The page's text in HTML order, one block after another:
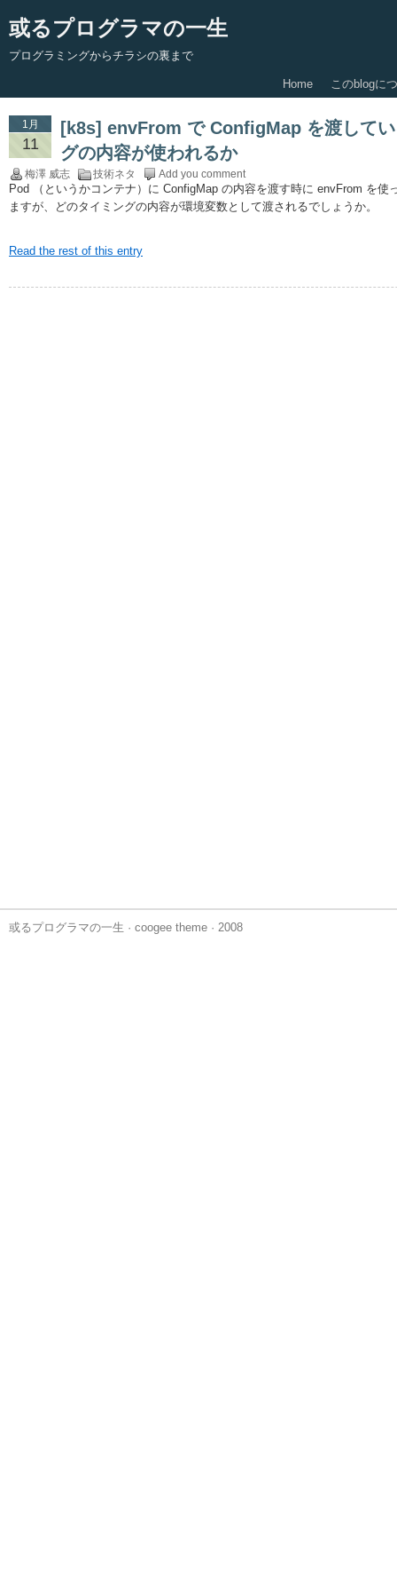
或るプログラマの一生
プログラミングからチラシの裏まで
Home このblogに
1月
11
[k8s] envFrom で ConfigMap を渡して
グの内容が使われるか
梅澤 威志 技術ネタ Add you comment
Pod （というかコンテナ）に ConfigMap の内容を渡す時に envFrom を使
ますが、どのタイミングの内容が環境変数として渡されるでしょうか。
Read the rest of this entry
或るプログラマの一生 · coogee theme · 2008